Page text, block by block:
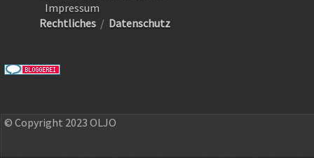
Impressum
Rechtliches / Datenschutz
© Copyright 2023 OLJO